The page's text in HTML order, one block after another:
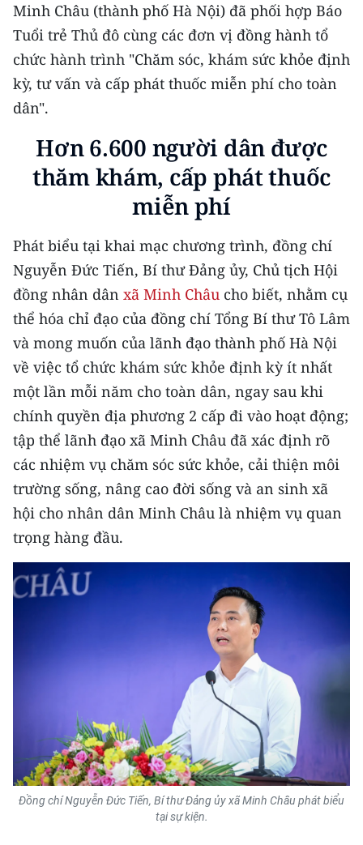
CHƯƠNG TRÌNH OCOP - MỖI XÃ
MỘT SẢN PHẨM
RADIO
E-Magazine
Media Chính trị
Media Kinh tế
Media Văn hóa
Media Xã hội
Media Pháp luật
Media Du lịch
Media Thế giới
Media Thể thao
Media Giáo dục
Media Khoa học - Công nghệ
TIN MỚI
TIN ĐỊA PHƯƠNG
Trung du và miền núi phía Bắc
Minh Châu (thành phố Hà Nội) đã phối hợp Báo
Tuổi trẻ Thủ đô cùng các đơn vị đồng hành tổ
chức hành trình "Chăm sóc, khám sức khỏe định
kỳ, tư vấn và cấp phát thuốc miễn phí cho toàn
dân".
Hơn 6.600 người dân được
thăm khám, cấp phát thuốc
miễn phí
Phát biểu tại khai mạc chương trình, đồng chí
Nguyễn Đức Tiến, Bí thư Đảng ủy, Chủ tịch Hội
đồng nhân dân xã Minh Châu cho biết, nhằm cụ
thể hóa chỉ đạo của đồng chí Tổng Bí thư Tô Lâm
và mong muốn của lãnh đạo thành phố Hà Nội
về việc tổ chức khám sức khỏe định kỳ ít nhất
một lần mỗi năm cho toàn dân, ngay sau khi
chính quyền địa phương 2 cấp đi vào hoạt động;
tập thể lãnh đạo xã Minh Châu đã xác định rõ
các nhiệm vụ chăm sóc sức khỏe, cải thiện môi
trường sống, nâng cao đời sống và an sinh xã
hội cho nhân dân Minh Châu là nhiệm vụ quan
trọng hàng đầu.
Đồng chí Nguyễn Đức Tiến, Bí thư Đảng ủy xã Minh Châu phát biểu
tại sự kiện.